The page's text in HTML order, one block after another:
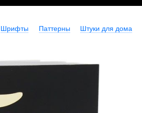
Шрифты Паттерны Штуки для дома